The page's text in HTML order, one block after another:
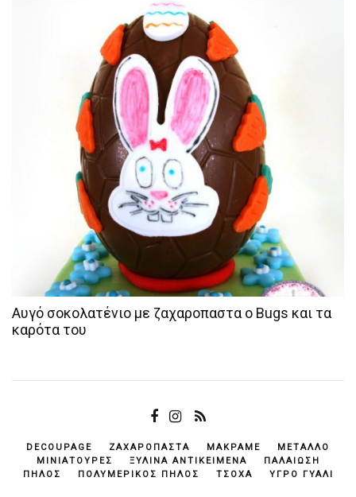
Αυγό σοκολατένιο με ζαχαροπαστα ο Bugs και τα
καρότα του
DECOUPAGE ΖΑΧΑΡΌΠΑΣΤΑ ΜΑΚΡΑΜΈ
ΜΈΤΑΛΛΟ
ΜΙΝΙΑΤΟΎΡΕΣ
ΞΎΛΙΝΑ ΑΝΤΙΚΕΊΜΕΝΆ
ΠΑΛΑΊΩΣΗ
ΠΗΛΌΣ
ΠΟΛΥΜΕΡΙΚΌΣ ΠΗΛΌΣ ΤΣΌΧΑ ΥΓΡΌ ΓΥΑΛΊ